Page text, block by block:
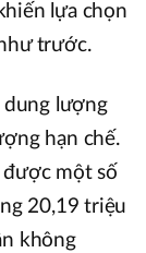
lựa chọn
trước.
dung lượng
hạn chế.
một số
20,19 triệu
không